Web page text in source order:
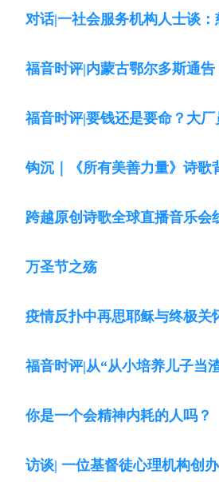
对话|一社会服务机构人士谈
福音时评|内蒙古鄂尔多斯通
福音时评|要钱还是要命？大
钩沉｜《所有美善力量》诗歌
跨越原创诗歌全球直播音乐
万圣节之殇
疫情反扑中再思耶稣与终极关
福音时评|从“从小培养儿子当
你是一个会精神内耗的人吗？
访谈| 一位基督徒心理机构创